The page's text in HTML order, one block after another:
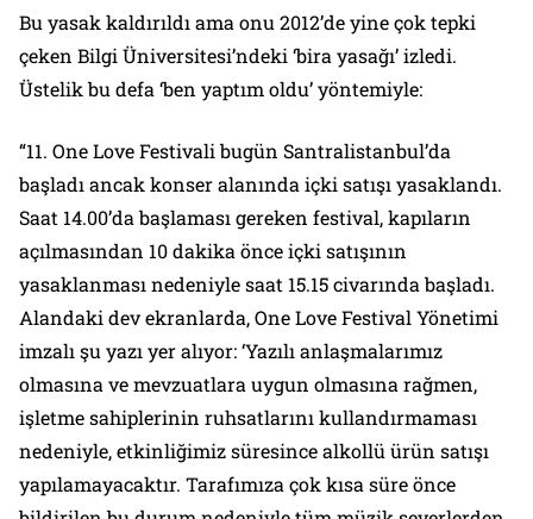
Bu yasak kaldırıldı ama onu 2012’de yine çok tepki
çeken Bilgi Üniversitesi’ndeki ‘bira yasağı’ izledi.
Üstelik bu defa ‘ben yaptım oldu’ yöntemiyle:
“11. One Love Festivali bugün Santralistanbul’da
başladı ancak konser alanında içki satışı yasaklandı.
Saat 14.00’da başlaması gereken festival, kapıların
açılmasından 10 dakika önce içki satışının
yasaklanması nedeniyle saat 15.15 civarında başladı.
Alandaki dev ekranlarda, One Love Festival Yönetimi
imzalı şu yazı yer alıyor: ‘Yazılı anlaşmalarımız
olmasına ve mevzuatlara uygun olmasına rağmen,
işletme sahiplerinin ruhsatlarını kullandırmaması
nedeniyle, etkinliğimiz süresince alkollü ürün satışı
yapılamayacaktır. Tarafımıza çok kısa süre önce